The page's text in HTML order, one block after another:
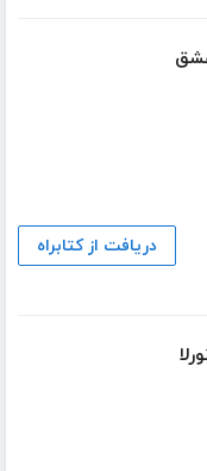
دریافت از کتابراه